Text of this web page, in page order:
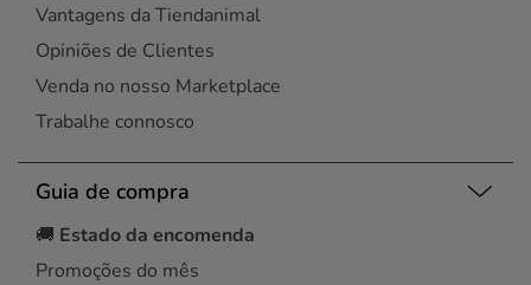
Vantagens da Tiendanimal
Opiniões de Clientes
Venda no nosso Marketplace
Trabalhe connosco
Guia de compra
🚚 Estado da encomenda
Promoções do mês